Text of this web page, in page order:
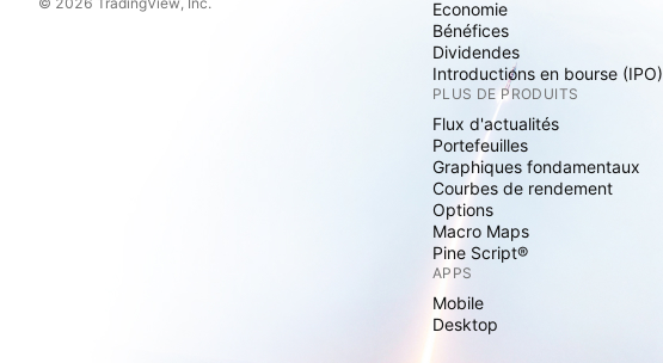
Economie
Bénéfices
Dividendes
Introductions en bourse (IPO)
PLUS DE PRODUITS
Flux d'actualités
Portefeuilles
Graphiques fondamentaux
Courbes de rendement
Options
Macro Maps
Pine Script®
APPS
Mobile
Desktop